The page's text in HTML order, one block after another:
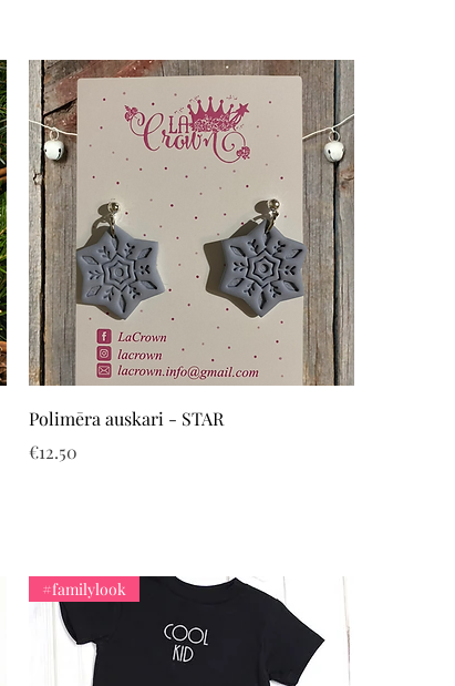
Quick View
Polimēra auskari - STAR
Price
€12.50
#familylook